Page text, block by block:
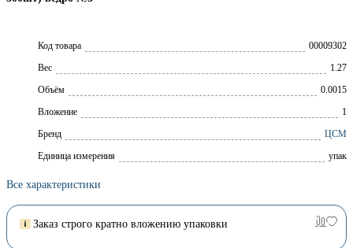
Код товара
00009302
Вес
1.27
Объём
0.0015
Вложение
1
Брeнд
ЦСМ
Единица измерения
упак
Все характеристики
Заказ строго кратно вложению упаковки